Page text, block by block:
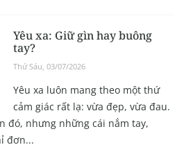
Yêu xa: Giữ gìn hay buông
tay?
Thứ Sáu, 03/07/2026
Yêu xa luôn mang theo một thứ
cảm giác rất lạ: vừa đẹp, vừa đau.
đó, nhưng những cái nắm tay,
đơn...